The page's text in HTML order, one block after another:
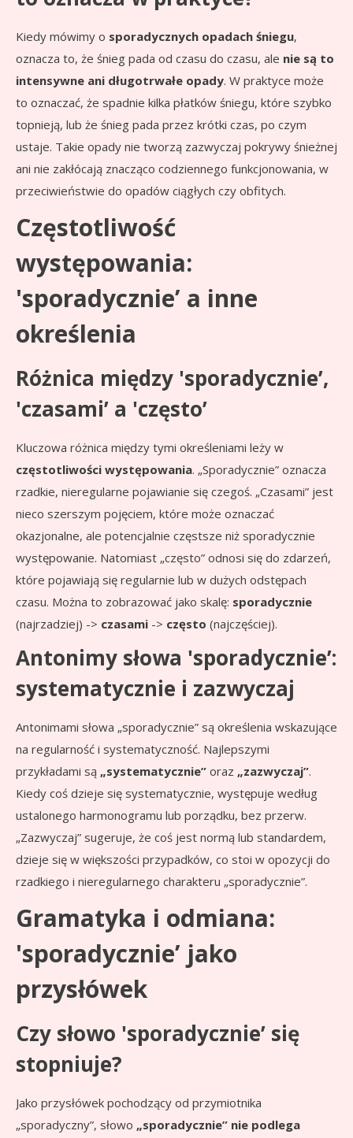
Kiedy mówimy o sporadycznych opadach śniegu,
oznacza to, że śnieg pada od czasu do czasu, ale nie są to
intensywne ani długotrwałe opady. W praktyce może
to oznaczać, że spadnie kilka płatków śniegu, które szybko
topnieją, lub że śnieg pada przez krótki czas, po czym
ustaje. Takie opady nie tworzą zazwyczaj pokrywy śnieżnej
ani nie zakłócają znacząco codziennego funkcjonowania, w
przeciwieństwie do opadów ciągłych czy obfitych.
Częstotliwość
występowania:
'sporadycznie’ a inne
określenia
Różnica między 'sporadycznie’,
'czasami’ a 'często’
Kluczowa różnica między tymi określeniami leży w
częstotliwości występowania. „Sporadycznie” oznacza
rzadkie, nieregularne pojawianie się czegoś. „Czasami” jest
nieco szerszym pojęciem, które może oznaczać
okazjonalne, ale potencjalnie częstsze niż sporadycznie
występowanie. Natomiast „często” odnosi się do zdarzeń,
które pojawiają się regularnie lub w dużych odstępach
czasu. Można to zobrazować jako skalę: sporadycznie
(najrzadziej) -> czasami -> często (najczęściej).
Antonimy słowa 'sporadycznie’:
systematycznie i zazwyczaj
Antonimami słowa „sporadycznie” są określenia wskazujące
na regularność i systematyczność. Najlepszymi
przykładami są „systematycznie” oraz „zazwyczaj”.
Kiedy coś dzieje się systematycznie, występuje według
ustalonego harmonogramu lub porządku, bez przerw.
„Zazwyczaj” sugeruje, że coś jest normą lub standardem,
dzieje się w większości przypadków, co stoi w opozycji do
rzadkiego i nieregularnego charakteru „sporadycznie”.
Gramatyka i odmiana:
'sporadycznie’ jako
przysłówek
Czy słowo 'sporadycznie’ się
stopniuje?
Jako przysłówek pochodzący od przymiotnika
„sporadyczny”, słowo „sporadycznie” nie podlega